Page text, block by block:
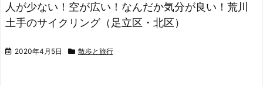
人が少ない！空が広い！なんだか気分が良い！荒川
土手のサイクリング（足立区・北区）
2020年4月5日 散歩と旅行